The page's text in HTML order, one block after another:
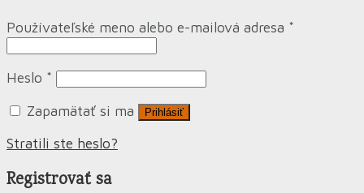
Používateľské meno alebo e-mailová adresa *
Heslo *
Zapamätať si ma
Prihlásiť
Stratili ste heslo?
Registrovať sa